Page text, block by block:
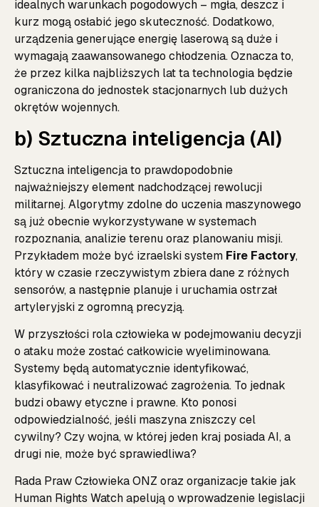
idealnych warunkach pogodowych – mgła, deszcz i
kurz mogą osłabić jego skuteczność. Dodatkowo,
urządzenia generujące energię laserową są duże i
wymagają zaawansowanego chłodzenia. Oznacza to,
że przez kilka najbliższych lat ta technologia będzie
ograniczona do jednostek stacjonarnych lub dużych
okrętów wojennych.
b) Sztuczna inteligencja (AI)
Sztuczna inteligencja to prawdopodobnie
najważniejszy element nadchodzącej rewolucji
militarnej. Algorytmy zdolne do uczenia maszynowego
są już obecnie wykorzystywane w systemach
rozpoznania, analizie terenu oraz planowaniu misji.
Przykładem może być izraelski system Fire Factory,
który w czasie rzeczywistym zbiera dane z różnych
sensorów, a następnie planuje i uruchamia ostrzał
artyleryjski z ogromną precyzją.
W przyszłości rola człowieka w podejmowaniu decyzji
o ataku może zostać całkowicie wyeliminowana.
Systemy będą automatycznie identyfikować,
klasyfikować i neutralizować zagrożenia. To jednak
budzi obawy etyczne i prawne. Kto ponosi
odpowiedzialność, jeśli maszyna zniszczy cel
cywilny? Czy wojna, w której jeden kraj posiada AI, a
drugi nie, może być sprawiedliwa?
Rada Praw Człowieka ONZ oraz organizacje takie jak
Human Rights Watchapelują o wprowadzenie legislacji